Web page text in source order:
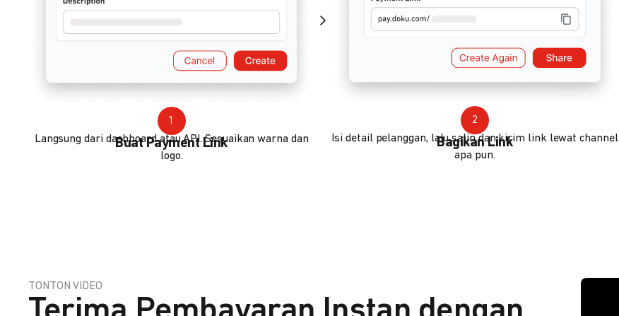
1
Buat Payment Link
Langsung dari dashboard atau API. Sesuaikan warna dan
logo.
2
Bagikan Link
Isi detail pelanggan, lalu salin dan kirim link lewat channel
apa pun.
TONTON VIDEO